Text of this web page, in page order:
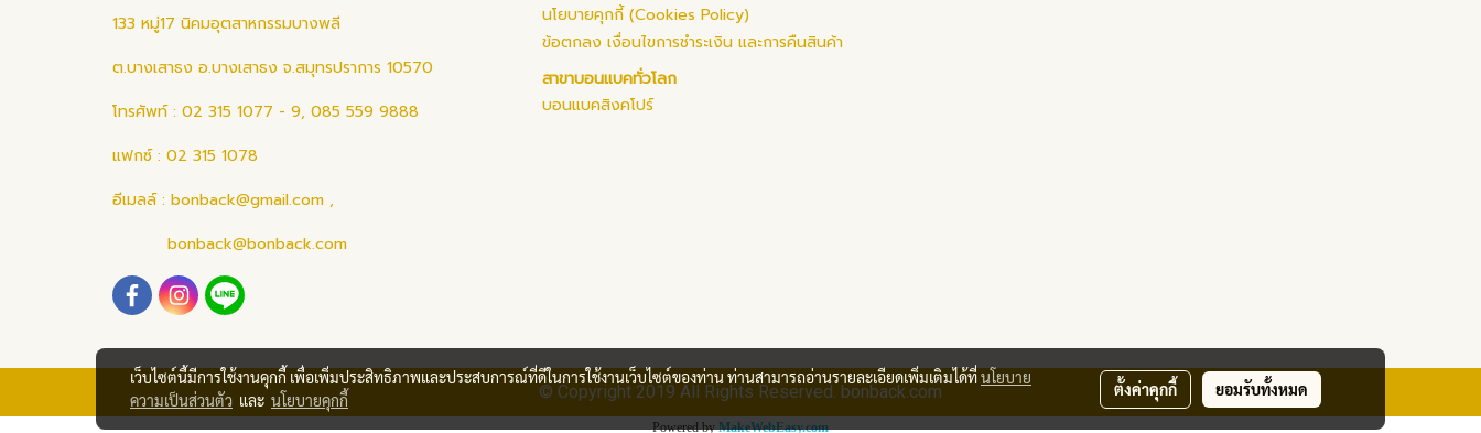
133 หมู่17 นิคมอุตสาหกรรมบางพลี
ต.บางเสาธง อ.บางเสาธง จ.สมุทรปราการ 10570
โทรศัพท์ : 02 315 1077 - 9, 085 559 9888
แฟกซ์ : 02 315 1078
อีเมลล์ : bonback@gmail.com ,
bonback@bonback.com
นโยบายคุกกี้ (Cookies Policy)
ข้อตกลง เงื่อนไขการชำระเงิน และการคืนสินค้า
สาขาบอนแบคทั่วโลก
บอนแบคสิงคโปร์
© Copyright 2019 All Rights Reserved. bonback.com
Powered byMakeWebEasy.com
เว็บไซต์นี้มีการใช้งานคุกกี้ เพื่อเพิ่มประสิทธิภาพและประสบการณ์ที่ดีในการใช้งานเว็บไซต์ของท่าน ท่านสามารถอ่านรายละเอียดเพิ่มเติมได้ที่นโยบาย
ความเป็นส่วนตัว และ นโยบายคุกกี้
ตั้งค่าคุกกี้ ยอมรับทั้งหมด